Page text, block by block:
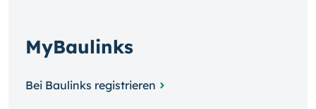
MyBaulinks
Bei Baulinks registrieren